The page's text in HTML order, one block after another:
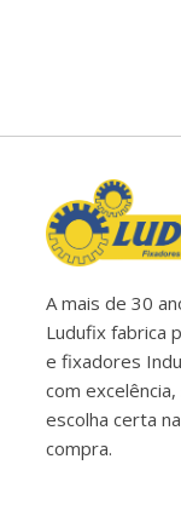
A mais de 30
Ludufix fabrica
e fixadores
com
escolha certa
compra.